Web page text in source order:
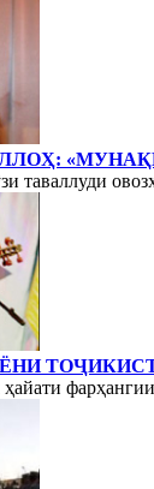
таваллуди